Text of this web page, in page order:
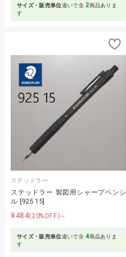
サイズ・販売単位違いで全 2商品ありま
す
ステッドラー
ステッドラー 製図用シャープペンシ
ル [925 15]
¥484(20%OFF)～
サイズ・販売単位違いで全4商品ありま
す